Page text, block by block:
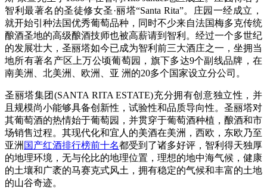
智利最著名的圣徒修女圣·丽塔“Santa Rita”。庄园一经成立，
就开始引种法国优秀葡萄品种，同时不少来自法国梅多克传统
酿酒圣地的高级酿酒技师也被高薪请到智利。经过一个多世纪
的发展壮大，圣丽塔如今已成为智利前三大酒庄之一，坐拥当
地所有著名产区上万公顷葡萄园，旗下多达9个副线品牌，在
南美洲、北美洲、欧洲、亚 洲的20多个国家设立分公司。
圣丽塔集团(SANTA RITA ESTATE)充分拥有创意独立性，并
且规模尚小能够具备创新性，试验性和品质导向性。圣丽塔对
其葡萄酒的热情始于葡萄园，并贯穿于葡萄酒种植，酿酒和市
场销售过程。其现代化和宜人的美酒在美洲，西欧，东欧乃至
亚洲 国产红酒排行榜前十名都受到了诸多好评，智利得天独厚
的地理环境，无与伦比的地理位置，理想的地中海气候，健康
的土壤和广袤的马赛克式风土，拥有稳定的气候和丰富的土地
的山谷奇迹。